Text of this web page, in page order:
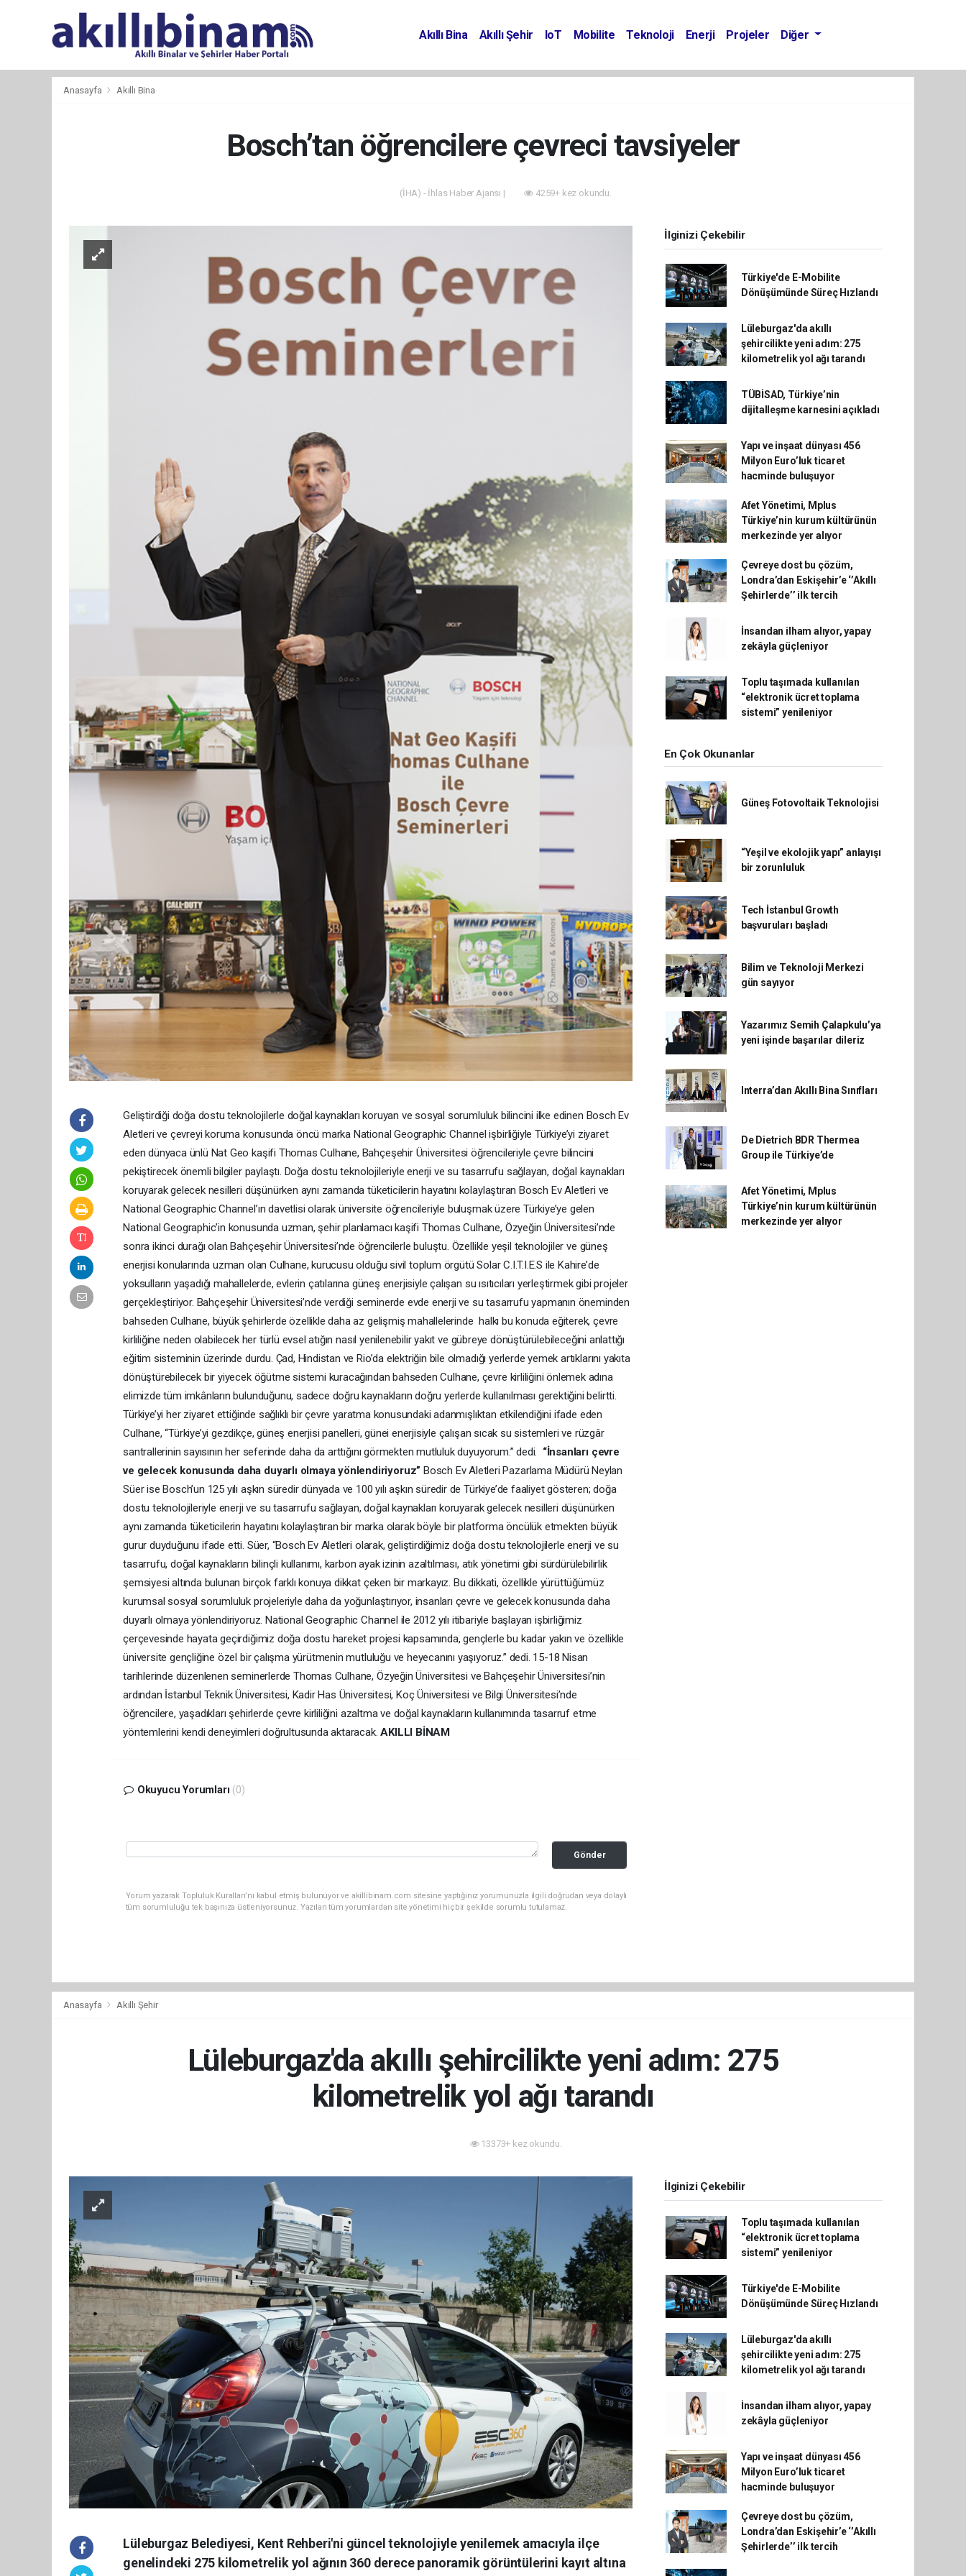
Akıllı Bina Akıllı Şehir IoT Mobilite Teknoloji Enerji Projeler Diğer
Anasayfa Akıllı Bina
Bosch’tan öğrencilere çevreci tavsiyeler
(İHA) - İhlas Haber Ajansı | 4259+ kez okundu.
Geliştirdiği doğa dostu teknolojilerle doğal kaynakları koruyan ve sosyal sorumluluk bilincini ilke edinen Bosch Ev
Aletleri ve çevreyi koruma konusunda öncü marka National Geographic Channel işbirliğiyle Türkiye’yi ziyaret
eden dünyaca ünlü Nat Geo kaşifi Thomas Culhane, Bahçeşehir Üniversitesi öğrencileriyle çevre bilincini
pekiştirecek önemli bilgiler paylaştı. Doğa dostu teknolojileriyle enerji ve su tasarrufu sağlayan, doğal kaynakları
koruyarak gelecek nesilleri düşünürken aynı zamanda tüketicilerin hayatını kolaylaştıran Bosch Ev Aletleri ve
National Geographic Channel’ın davetlisi olarak üniversite öğrencileriyle buluşmak üzere Türkiye’ye gelen
National Geographic’in konusunda uzman, şehir planlamacı kaşifi Thomas Culhane, Özyeğin Üniversitesi’nde
sonra ikinci durağı olan Bahçeşehir Üniversitesi’nde öğrencilerle buluştu. Özellikle yeşil teknolojiler ve güneş
enerjisi konularında uzman olan Culhane, kurucusu olduğu sivil toplum örgütü Solar C.I.T.I.E.S ile Kahire’de
yoksulların yaşadığı mahallelerde, evlerin çatılarına güneş enerjisiyle çalışan su ısıtıcıları yerleştirmek gibi projeler
gerçekleştiriyor. Bahçeşehir Üniversitesi’nde verdiği seminerde evde enerji ve su tasarrufu yapmanın öneminden
bahseden Culhane, büyük şehirlerde özellikle daha az gelişmiş mahallelerinde halkı bu konuda eğiterek, çevre
kirliliğine neden olabilecek her türlü evsel atığın nasıl yenilenebilir yakıt ve gübreye dönüştürülebileceğini anlattığı
eğitim sisteminin üzerinde durdu. Çad, Hindistan ve Rio’da elektriğin bile olmadığı yerlerde yemek artıklarını yakıta
dönüştürebilecek bir yiyecek öğütme sistemi kuracağından bahseden Culhane, çevre kirliliğini önlemek adına
elimizde tüm imkânların bulunduğunu, sadece doğru kaynakların doğru yerlerde kullanılması gerektiğini belirtti.
Türkiye’yi her ziyaret ettiğinde sağlıklı bir çevre yaratma konusundaki adanmışlıktan etkilendiğini ifade eden
Culhane, “Türkiye’yi gezdikçe, güneş enerjisi panelleri, günei enerjisiyle çalışan sıcak su sistemleri ve rüzgâr
santrallerinin sayısının her seferinde daha da arttığını görmekten mutluluk duyuyorum.” dedi. “İnsanları çevre
ve gelecek konusunda daha duyarlı olmaya yönlendiriyoruz” Bosch Ev Aletleri Pazarlama Müdürü Neylan
Süer ise Bosch’un 125 yılı aşkın süredir dünyada ve 100 yılı aşkın süredir de Türkiye’de faaliyet gösteren; doğa
dostu teknolojileriyle enerji ve su tasarrufu sağlayan, doğal kaynakları koruyarak gelecek nesilleri düşünürken
aynı zamanda tüketicilerin hayatını kolaylaştıran bir marka olarak böyle bir platforma öncülük etmekten büyük
gurur duyduğunu ifade etti. Süer, “Bosch Ev Aletleri olarak, geliştirdiğimiz doğa dostu teknolojilerle enerji ve su
tasarrufu, doğal kaynakların bilinçli kullanımı, karbon ayak izinin azaltılması, atık yönetimi gibi sürdürülebilirlik
şemsiyesi altında bulunan birçok farklı konuya dikkat çeken bir markayız. Bu dikkati, özellikle yürüttüğümüz
kurumsal sosyal sorumluluk projeleriyle daha da yoğunlaştırıyor, insanları çevre ve gelecek konusunda daha
duyarlı olmaya yönlendiriyoruz. National Geographic Channel ile 2012 yılı itibariyle başlayan işbirliğimiz
çerçevesinde hayata geçirdiğimiz doğa dostu hareket projesi kapsamında, gençlerle bu kadar yakın ve özellikle
üniversite gençliğine özel bir çalışma yürütmenin mutluluğu ve heyecanını yaşıyoruz.” dedi. 15-18 Nisan
tarihlerinde düzenlenen seminerlerde Thomas Culhane, Özyeğin Üniversitesi ve Bahçeşehir Üniversitesi’nin
ardından İstanbul Teknik Üniversitesi, Kadir Has Üniversitesi, Koç Üniversitesi ve Bilgi Üniversitesi’nde
öğrencilere, yaşadıkları şehirlerde çevre kirliliğini azaltma ve doğal kaynakların kullanımında tasarruf etme
yöntemlerini kendi deneyimleri doğrultusunda aktaracak.AKILLI BİNAM
Okuyucu Yorumları (0)
Gönder
Yorum yazarak Topluluk Kuralları’nı kabul etmiş bulunuyor ve akillibinam.com sitesine yaptığınız yorumunuzla ilgili doğrudan veya dolaylı
tüm sorumluluğu tek başınıza üstleniyorsunuz. Yazılan tüm yorumlardan site yönetimi hiçbir şekilde sorumlu tutulamaz.
İlginizi Çekebilir
Türkiye'de E-Mobilite
Dönüşümünde Süreç Hızlandı
Lüleburgaz'da akıllı
şehircilikte yeni adım: 275
kilometrelik yol ağı tarandı
TÜBİSAD, Türkiye’nin
dijitalleşme karnesini açıkladı
Yapı ve inşaat dünyası 456
Milyon Euro’luk ticaret
hacminde buluşuyor
Afet Yönetimi, Mplus
Türkiye’nin kurum kültürünün
merkezinde yer alıyor
Çevreye dost bu çözüm,
Londra’dan Eskişehir’e ‘’Akıllı
Şehirlerde’’ ilk tercih
İnsandan ilham alıyor, yapay
zekâyla güçleniyor
Toplu taşımada kullanılan
“elektronik ücret toplama
sistemi” yenileniyor
En Çok Okunanlar
Güneş Fotovoltaik Teknolojisi
“Yeşil ve ekolojik yapı” anlayışı
bir zorunluluk
Tech İstanbul Growth
başvuruları başladı
Bilim ve Teknoloji Merkezi
gün sayıyor
Yazarımız Semih Çalapkulu’ya
yeni işinde başarılar dileriz
Interra’dan Akıllı Bina Sınıfları
De Dietrich BDR Thermea
Group ile Türkiye’de
Afet Yönetimi, Mplus
Türkiye’nin kurum kültürünün
merkezinde yer alıyor
Anasayfa Akıllı Şehir
Lüleburgaz'da akıllı şehircilikte yeni adım: 275
kilometrelik yol ağı tarandı
13373+ kez okundu.
Lüleburgaz Belediyesi, Kent Rehberi'ni güncel teknolojiyle yenilemek amacıyla ilçe
genelindeki 275 kilometrelik yol ağının 360 derece panoramik görüntülerini kayıt altına
İlginizi Çekebilir
Toplu taşımada kullanılan
“elektronik ücret toplama
sistemi” yenileniyor
Türkiye'de E-Mobilite
Dönüşümünde Süreç Hızlandı
Lüleburgaz'da akıllı
şehircilikte yeni adım: 275
kilometrelik yol ağı tarandı
İnsandan ilham alıyor, yapay
zekâyla güçleniyor
Yapı ve inşaat dünyası 456
Milyon Euro’luk ticaret
hacminde buluşuyor
Çevreye dost bu çözüm,
Londra’dan Eskişehir’e ‘’Akıllı
Şehirlerde’’ ilk tercih